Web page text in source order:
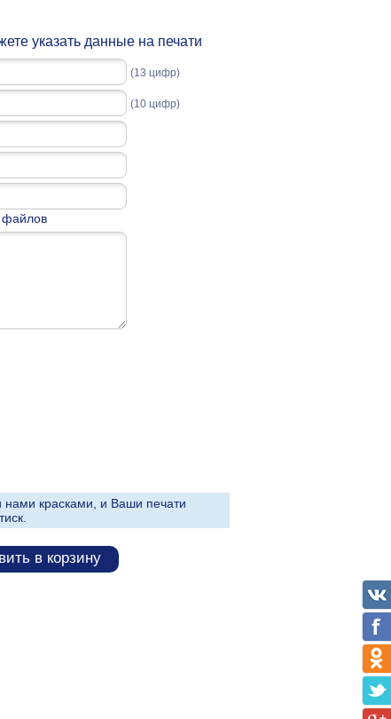
указать данные на печати
(13 цифр)
(10 цифр)
файлов
красками, и Ваши печати
в корзину